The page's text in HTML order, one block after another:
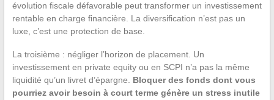
évolution fiscale défavorable peut transformer un investissement
rentable en charge financière. La diversification n’est pas un
luxe, c’est une protection de base.
La troisième : négliger l’horizon de placement. Un
investissement en private equity ou en SCPI n’a pas la même
liquidité qu’un livret d’épargne. Bloquer des fonds dont vous
pourriez avoir besoin à court terme génère un stress inutile